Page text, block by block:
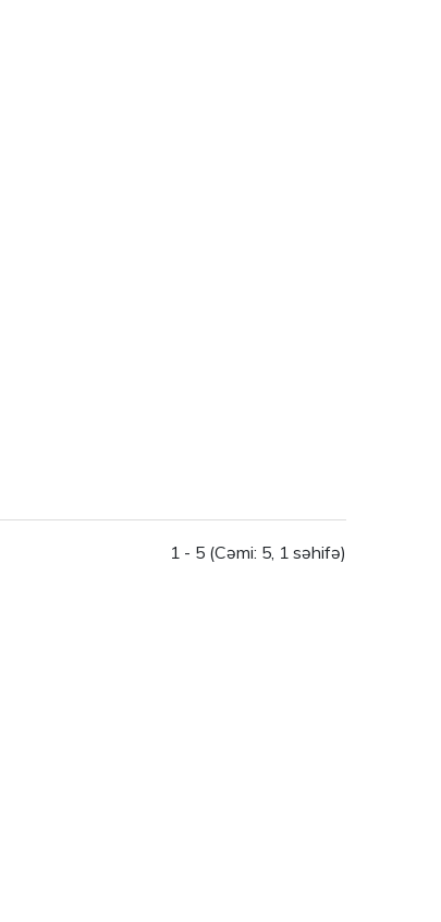
1 - 5 (Cəmi: 5, 1 səhifə)